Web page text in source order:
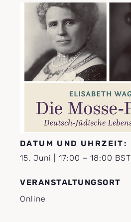
DATUM UND UHRZEIT:
15. Juni
17:00 – 18:00 BST
VERANSTALTUNGSORT
Online